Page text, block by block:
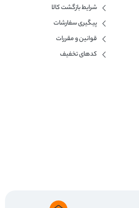
شرایط بازگشت کالا
پیگیری سفارشات
قوانین و مقررات
کدهای تخفیف